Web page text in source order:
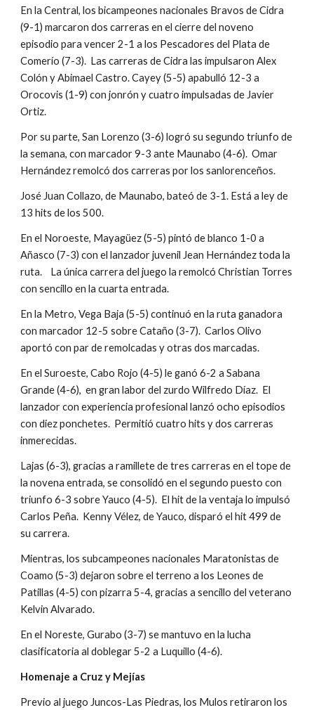
En la Central, los bicampeones nacionales Bravos de Cidra
(9-1) marcaron dos carreras en el cierre del noveno
episodio para vencer 2-1 a los Pescadores del Plata de
Comerío (7-3).  Las carreras de Cidra las impulsaron Alex
Colón y Abimael Castro. Cayey (5-5) apabulló 12-3 a
Orocovis (1-9) con jonrón y cuatro impulsadas de Javier
Ortiz.
Por su parte, San Lorenzo (3-6) logró su segundo triunfo de
la semana, con marcador 9-3 ante Maunabo (4-6).  Omar
Hernández remolcó dos carreras por los sanlorenceños.
José Juan Collazo, de Maunabo, bateó de 3-1. Está a ley de
13 hits de los 500.
En el Noroeste, Mayagüez (5-5) pintó de blanco 1-0 a
Añasco (7-3) con el lanzador juvenil Jean Hernández toda la
ruta.    La única carrera del juego la remolcó Christian Torres
con sencillo en la cuarta entrada.
En la Metro, Vega Baja (5-5) continuó en la ruta ganadora
con marcador 12-5 sobre Cataño (3-7).  Carlos Olivo
aportó con par de remolcadas y otras dos marcadas.
En el Suroeste, Cabo Rojo (4-5) le ganó 6-2 a Sabana
Grande (4-6),  en gran labor del zurdo Wilfredo Díaz.  El
lanzador con experiencia profesional lanzó ocho episodios
con diez ponchetes.  Permitió cuatro hits y dos carreras
inmerecidas.
Lajas (6-3), gracias a ramillete de tres carreras en el tope de
la novena entrada, se consolidó en el segundo puesto con
triunfo 6-3 sobre Yauco (4-5).  El hit de la ventaja lo impulsó
Carlos Peña.  Kenny Vélez, de Yauco, disparó el hit 499 de
su carrera.
Mientras, los subcampeones nacionales Maratonistas de
Coamo (5-3) dejaron sobre el terreno a los Leones de
Patillas (4-5) con pizarra 5-4, gracias a sencillo del veterano
Kelvin Alvarado.
En el Noreste, Gurabo (3-7) se mantuvo en la lucha
clasificatoria al doblegar 5-2 a Luquillo (4-6).
Homenaje a Cruz y Mejías
Previo al juego Juncos-Las Piedras, los Mulos retiraron los